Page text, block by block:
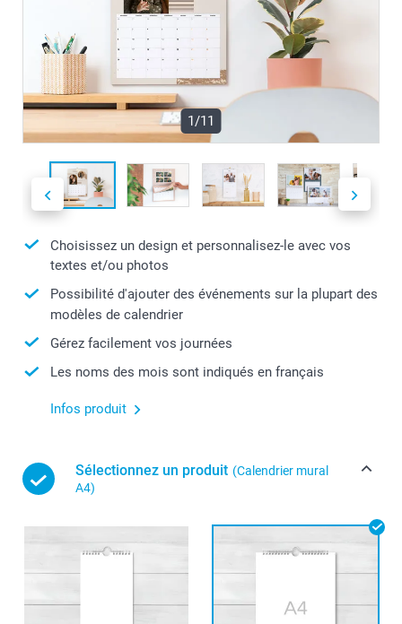
1/11
Choisissez un design et personnalisez-le avec vos
textes et/ou photos
Possibilité d'ajouter des événements sur la plupart des
modèles de calendrier
Gérez facilement vos journées
Les noms des mois sont indiqués en français
Infos produit
Sélectionnez un produit (Calendrier mural
A4)